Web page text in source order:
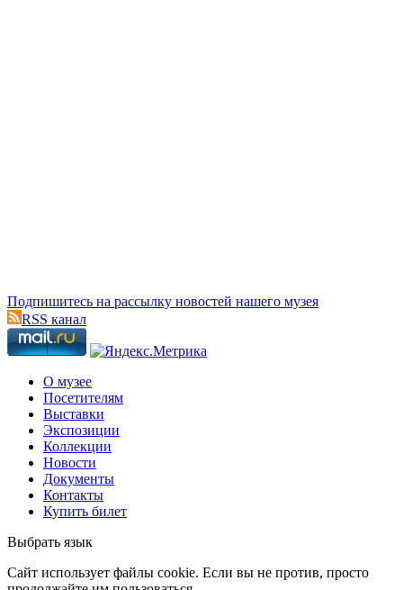
Подпишитесь на рассылку новостей нашего музея
RSS канал
О музее
Посетителям
Выставки
Экспозиции
Коллекции
Новости
Документы
Контакты
Купить билет
Выбрать язык
Cайт использует файлы cookie. Если вы не против, просто